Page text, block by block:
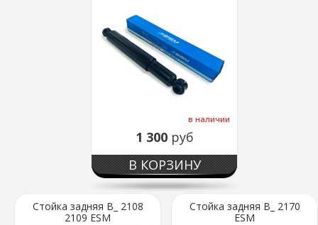
в наличии
1 300 руб
В КОРЗИНУ
Стойка задняя В_ 2108
2109 ESM
Стойка задняя В_ 2170
ESM